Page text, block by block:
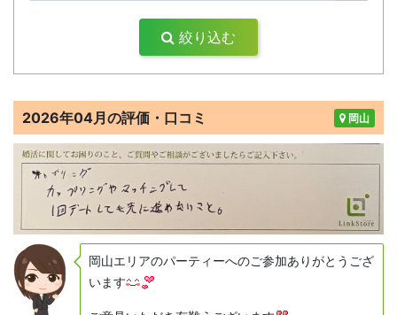
絞り込む
岡山
2026年04月の評価・口コミ
岡山エリアのパーティーへのご参加ありがとうござ
います